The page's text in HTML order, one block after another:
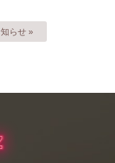
らせ »